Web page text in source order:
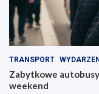
TRANSPORT
Zabytkowe
weekend